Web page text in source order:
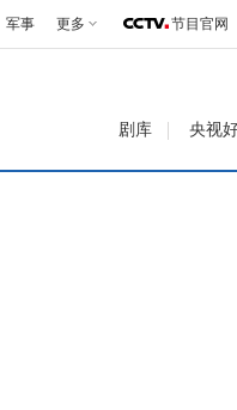
军事 更多 节目官网
剧库 央视